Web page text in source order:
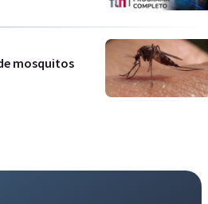
mosquitos